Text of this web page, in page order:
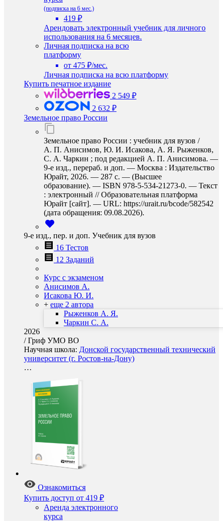
(подписка на 6 мес.)
419 ₽
Арендовать электронный учебник для личного
использования на 6 месяцев.
Личная подписка на всю
платформу
от 475 ₽/мес.
Личная подписка на всю платформу
Купить печатное издание
2 549 ₽
2 632 ₽
Земельное право России
Земельное право России : учебник для вузов /
А. П. Анисимов, Ю. И. Исакова, А. Я. Рыженков,
С. А. Чаркин ; под редакцией А. П. Анисимова. —
9-е изд., перераб. и доп. — Москва : Издательство
Юрайт, 2026. — 287 с. — (Высшее
образование). — ISBN 978-5-534-21273-0. — Текст
: электронный // Образовательная платформа
Юрайт [сайт]. — URL: https://urait.ru/bcode/582542
(дата обращения: 09.08.2026).
9-е изд., пер. и доп. Учебник для вузов
16 Тестов
12 Заданий
Курс с экзаменом
Анисимов А.
Исакова Ю. И.
+ еще 2 автора
Рыженков А. Я.
Чаркин С. А.
2026
/Гриф УМО ВО
Научная школа: Донской государственный технический
университет (г. Ростов-на-Дону)
…
Ознакомиться
Купить доступ от 419 ₽
Аренда электронного
курса